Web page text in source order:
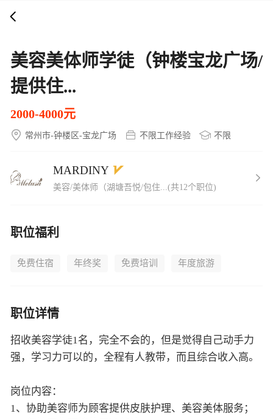
美容美体师学徒（钟楼宝龙广场/
提供住...
2000-4000元
常州市-钟楼区-宝龙广场 不限工作经验 不限
MARDINY
美容/美体师（湖塘吾悦/包住...(共12个职位)
职位福利
免费住宿 年终奖 免费培训 年度旅游
职位详情
招收美容学徒1名，完全不会的，但是觉得自己动手力
强，学习力可以的，全程有人教带，而且综合收入高。
岗位内容：
1、协助美容师为顾客提供皮肤护理、美容美体服务；